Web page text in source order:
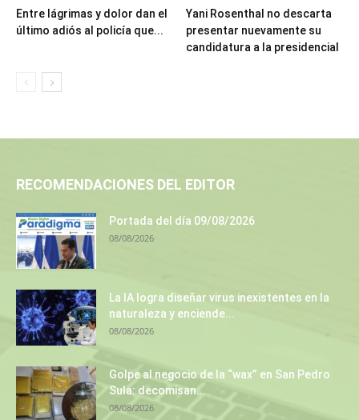
Entre lágrimas y dolor dan el
último adiós al policía que...
Yani Rosenthal no descarta
presentar nuevamente su
candidatura a la presidencial
RECOMENDACIONES DEL EDITOR
Portada del día 09/08/2026
08/08/2026
La IA logra diseñar virus inexistentes en la
naturaleza y enciende...
08/08/2026
Golpe al negocio de la “wax” en San Pedro
Sula: decomisan...
08/08/2026